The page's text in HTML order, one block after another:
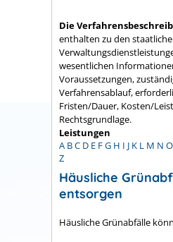
Die
enthalten zu den
wesentlichen
Voraussetzungen,
Verfahrensablauf,
Fristen/Dauer, Kosten/
Rechtsgrundlage.
Leistungen
A BC D E FG H I J K L M N O
Z
Häusliche
entsorgen
Häusliche Grünabfälle